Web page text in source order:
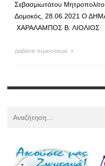
Σεβασμιωτάτου
Δομοκός, 28.06.2021 Ο
ΧΑΡΑΛΑΜΠΟΣ Β. ΛΙΟΛΙΟΣ
Διαβάστε περισσότερα